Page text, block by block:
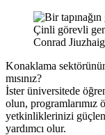
Conrad
Konaklama
mısınız?
İster üniversitede
olun,
yetkinliklerinizi
yardımcı olur.